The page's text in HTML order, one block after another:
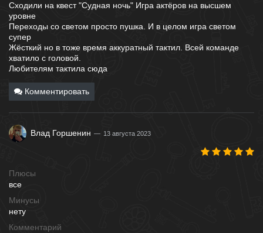
Сходили на квест "Судная ночь" Игра актёров на высшем
уровне
Переходы со светом просто пушка. И в целом игра светом
супер
Жёсткий но в тоже время аккуратный тактил. Всей команде
хватило с головой.
Любителям тактила сюда
Комментировать
Влад Горшенин 13 августа 2023
Плюсы
все
Минусы
нету
Комментарий